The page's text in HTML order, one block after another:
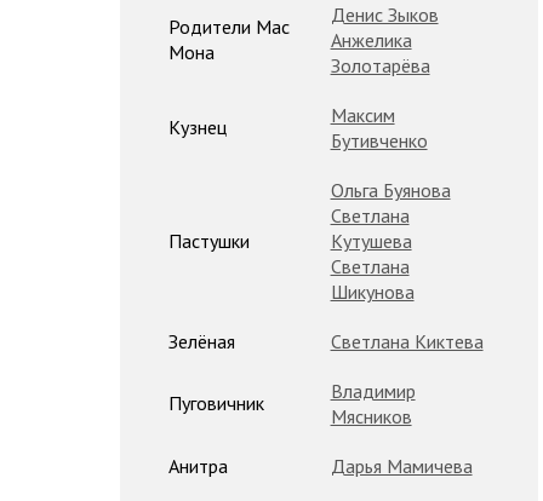
Родители Мас
Мона
Денис Зыков
Анжелика
Золотарёва
Кузнец
Максим
Бутивченко
Пастушки
Ольга Буянова
Светлана
Кутушева
Светлана
Шикунова
Зелёная Светлана Киктева
Пуговичник
Владимир
Мясников
Анитра Дарья Мамичева